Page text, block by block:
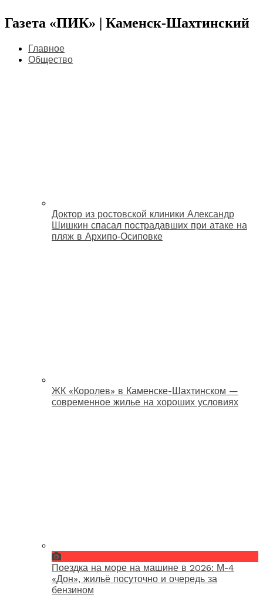
Газета «ПИК» | Каменск-Шахтинский
Главное
Общество
Доктор из ростовской клиники Александр
Шишкин спасал пострадавших при атаке на
пляж в Архипо‑Осиповке
ЖК «Королев» в Каменске-Шахтинском —
современное жилье на хороших условиях
Поездка на море на машине в 2026: М-4
«Дон», жильё посуточно и очередь за
бензином